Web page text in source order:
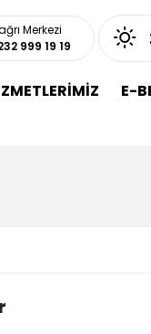
Merkezi
999 19 19
E-